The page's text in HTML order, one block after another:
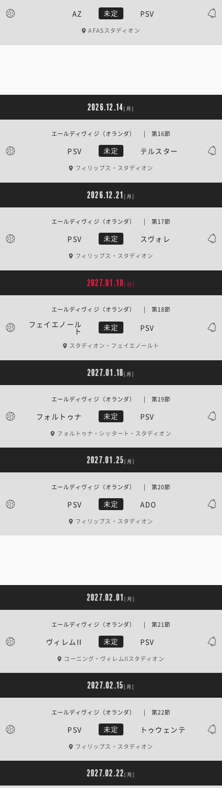
AZ 未定 PSV
AFASスタディオン
2026.12.14 [月]
PSV 未定 テルスター
エールディヴィジ（オランダ） | 第16節
フィリップス・スタディオン
2026.12.21 [月]
PSV 未定 スヴォレ
エールディヴィジ（オランダ） | 第17節
フィリップス・スタディオン
2027.01.10 [日]
フェイエノール
ト 未定 PSV
エールディヴィジ（オランダ） | 第18節
スタディオン・フェイエノールト
2027.01.18[月]
フォルトゥナ 未定 PSV
エールディヴィジ（オランダ） | 第19節
フォルトゥナ・シッタート・スタディオン
2027.01.25[月]
PSV 未定 ADO
エールディヴィジ（オランダ） | 第20節
フィリップス・スタディオン
2027.02.01 [月]
ヴィレムII 未定 PSV
エールディヴィジ（オランダ） | 第21節
コーニング・ヴィレムIIスタディオン
2027.02.15[月]
PSV 未定 トゥウェンテ
エールディヴィジ（オランダ） | 第22節
フィリップス・スタディオン
2027.02.22[月]